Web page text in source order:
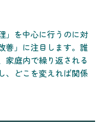
」を中心に行うのに対
善」に注目します。誰
家庭内で繰り返される
、どこを変えれば関係